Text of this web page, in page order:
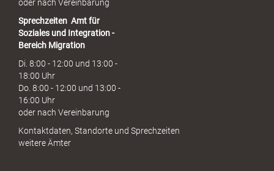
oder nach Vereinbarung
Sprechzeiten Amt für
Soziales und Integration -
Bereich Migration
Di. 8:00 - 12:00 und 13:00 -
18:00 Uhr
Do. 8:00 - 12:00 und 13:00 -
16:00 Uhr
oder nach Vereinbarung
Kontaktdaten, Standorte und Sprechzeiten
weitere Ämter